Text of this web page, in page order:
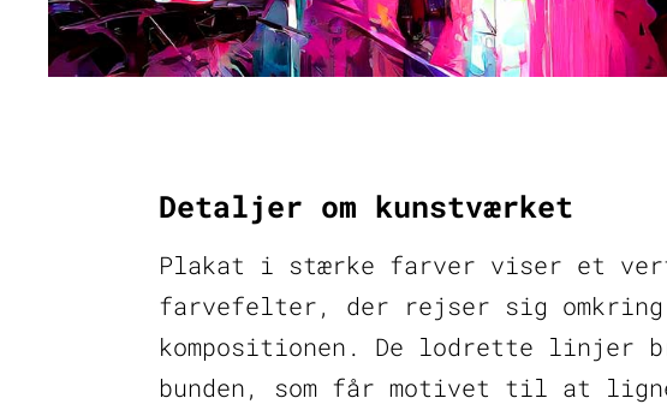
Detaljer om kunstværket
Plakat i stærke farver viser et
farvefelter, der rejser sig
kompositionen. De lodrette linjer
bunden, som får motivet til at